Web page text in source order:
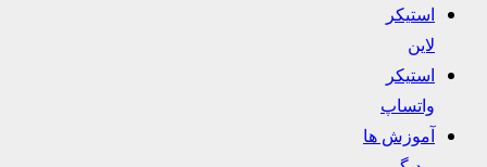
استیکر
لاین
استیکر
واتساپ
آموزش ها